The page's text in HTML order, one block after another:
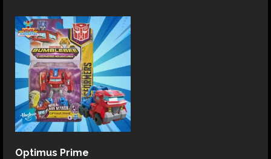
Optimus Prime